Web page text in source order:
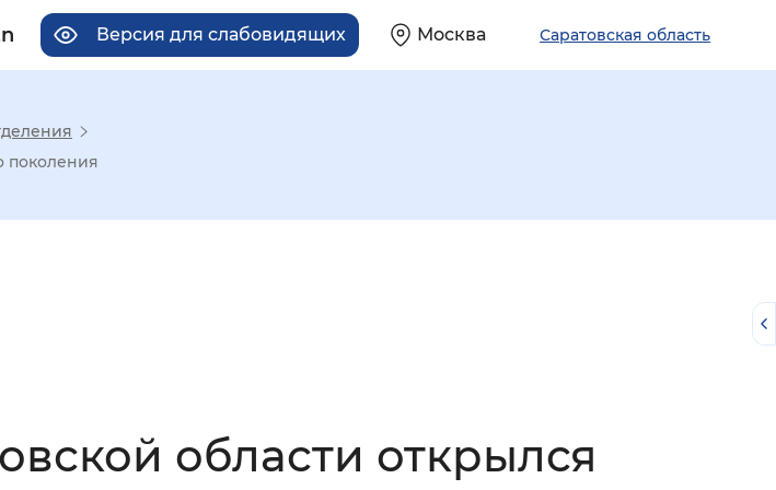
Версия для слабовидящих Москва Саратовская область
Большой
поколения
области открылся